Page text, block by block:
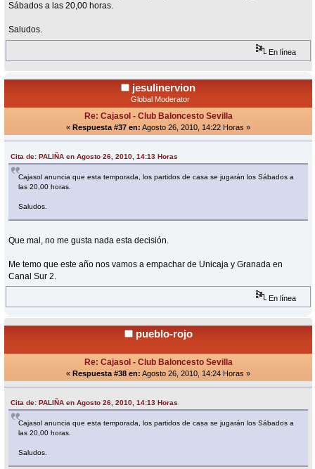
Sábados a las 20,00 horas.
Saludos.
En línea
jesulinervion
Global Moderator
Re: Cajasol - Club Baloncesto Sevilla
« Respuesta #37 en: Agosto 26, 2010, 14:22 Horas »
Cita de: PALIÑA en Agosto 26, 2010, 14:13 Horas
Cajasol anuncia que esta temporada, los partidos de casa se jugarán los Sábados a
las 20,00 horas.
Saludos.
Que mal, no me gusta nada esta decisión.
Me temo que este año nos vamos a empachar de Unicaja y Granada en
Canal Sur 2.
En línea
pueblo-rojo
Re: Cajasol - Club Baloncesto Sevilla
« Respuesta #38 en: Agosto 26, 2010, 14:24 Horas »
Cita de: PALIÑA en Agosto 26, 2010, 14:13 Horas
Cajasol anuncia que esta temporada, los partidos de casa se jugarán los Sábados a
las 20,00 horas.
Saludos.